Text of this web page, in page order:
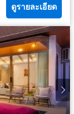
ดูรายละเอียด